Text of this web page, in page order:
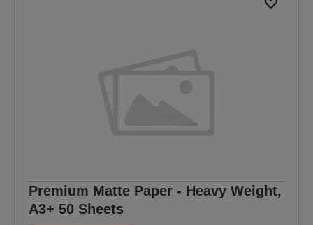
Premium Matte Paper - Heavy Weight,
A3+ 50 Sheets